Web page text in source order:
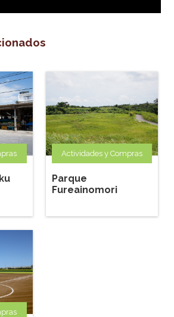
Actividades y Compras
Parque
Fureainomori